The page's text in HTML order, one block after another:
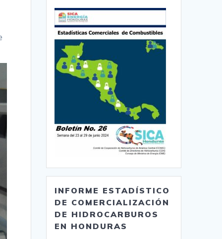
INFORME ESTADÍSTICO
DE COMERCIALIZACIÓN
DE HIDROCARBUROS
EN HONDURAS